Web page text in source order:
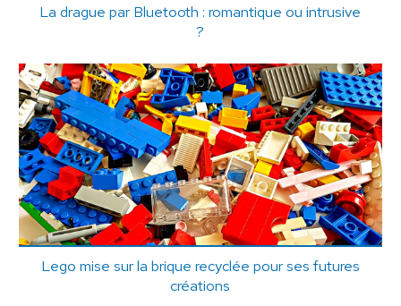
La drague par Bluetooth : romantique ou intrusive
?
Lego mise sur la brique recyclée pour ses futures
créations